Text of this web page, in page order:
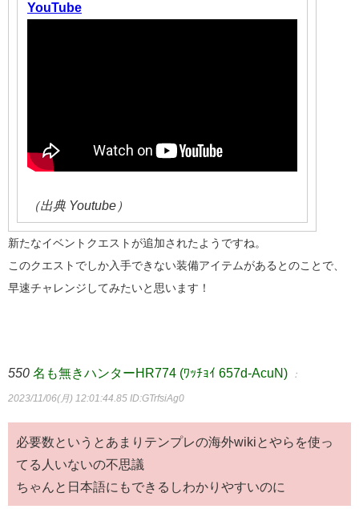
YouTube
（出典 Youtube）
新たなイベントクエストが追加されたようですね。
このクエストでしか入手できない装備アイテムがあるとのことで、
早速チャレンジしてみたいと思います！
550 名も無きハンターHR774 (ﾜｯﾁｮｲ 657d-AcuN) ：
2023/11/06(月) 12:01:44.85 ID:GTrfsiAg0
必要数というとあまりテンプレの海外wikiとやらを使っ
てる人いないの不思議
ちゃんと日本語にもできるしわかりやすいのに